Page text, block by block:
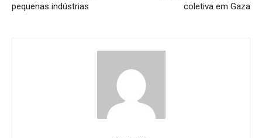
pequenas indústrias
coletiva em Gaza